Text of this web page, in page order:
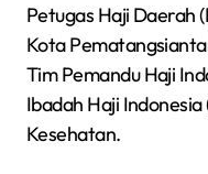
Petugas Haji Daerah
Kota
Tim Pemandu Haji
Ibadah Haji
Kesehatan.